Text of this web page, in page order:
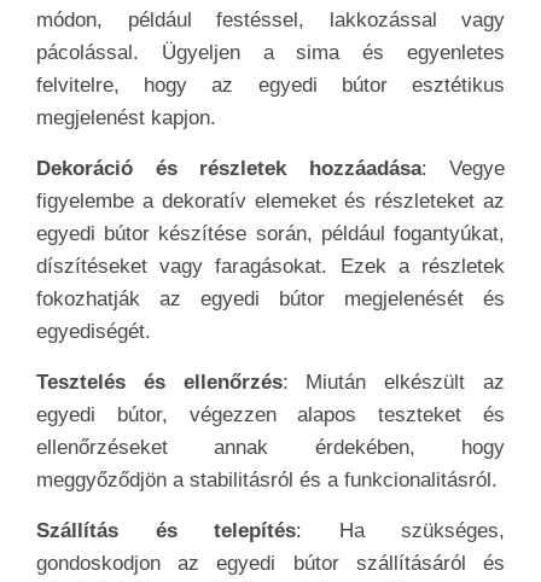
módon, például festéssel, lakkozással vagy
pácolással. Ügyeljen a sima és egyenletes
felvitelre, hogy az egyedi bútor esztétikus
megjelenést kapjon.
Dekoráció és részletek hozzáadása: Vegye
figyelembe a dekoratív elemeket és részleteket az
egyedi bútor készítése során, például fogantyúkat,
díszítéseket vagy faragásokat. Ezek a részletek
fokozhatják az egyedi bútor megjelenését és
egyediségét.
Tesztelés és ellenőrzés: Miután elkészült az
egyedi bútor, végezzen alapos teszteket és
ellenőrzéseket annak érdekében, hogy
meggyőződjön a stabilitásról és a funkcionalitásról.
Szállítás és telepítés: Ha szükséges,
gondoskodjon az egyedi bútor szállításáról és